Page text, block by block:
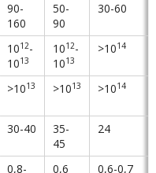
90-
160
50-
90
30-60
1012-
1013
1012-
1013
>1014
>1013 >1013 >1014
30-40
35-
45
24
0,8- 0,6 0,6-0,7